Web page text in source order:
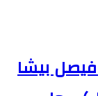
فيصل بيشا